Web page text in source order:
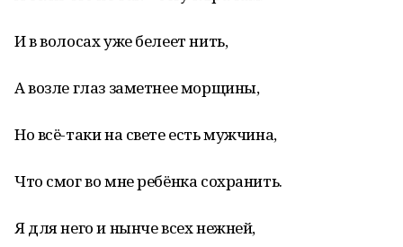
И в волосах уже белеет нить,
А возле глаз заметнее морщины,
Но всё-таки на свете есть мужчина,
Что смог во мне ребёнка сохранить.
Я для него и нынче всех нежней,